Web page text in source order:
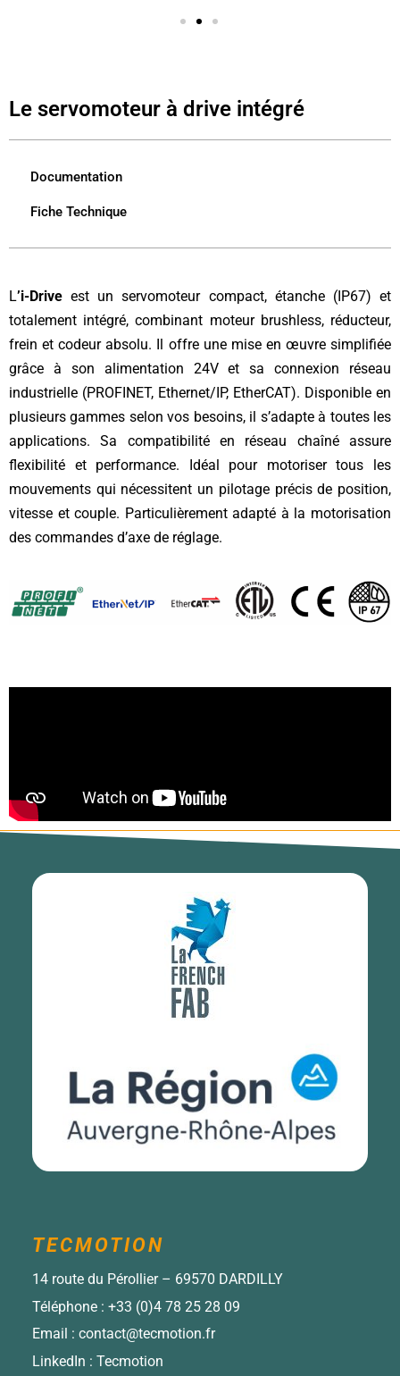
Le servomoteur à drive intégré
Documentation
Fiche Technique
L’i-Drive est un servomoteur compact, étanche (IP67) et
totalement intégré, combinant moteur brushless, réducteur,
frein et codeur absolu. Il offre une mise en œuvre simplifiée
grâce à son alimentation 24V et sa connexion réseau
industrielle (PROFINET, Ethernet/IP, EtherCAT). Disponible en
plusieurs gammes selon vos besoins, il s’adapte à toutes les
applications. Sa compatibilité en réseau chaîné assure
flexibilité et performance. Idéal pour motoriser tous les
mouvements qui nécessitent un pilotage précis de position,
vitesse et couple. Particulièrement adapté à la motorisation
des commandes d’axe de réglage.
TECMOTION
14 route du Pérollier – 69570 DARDILLY
Téléphone : +33 (0)4 78 25 28 09
Email : contact@tecmotion.fr
LinkedIn : Tecmotion